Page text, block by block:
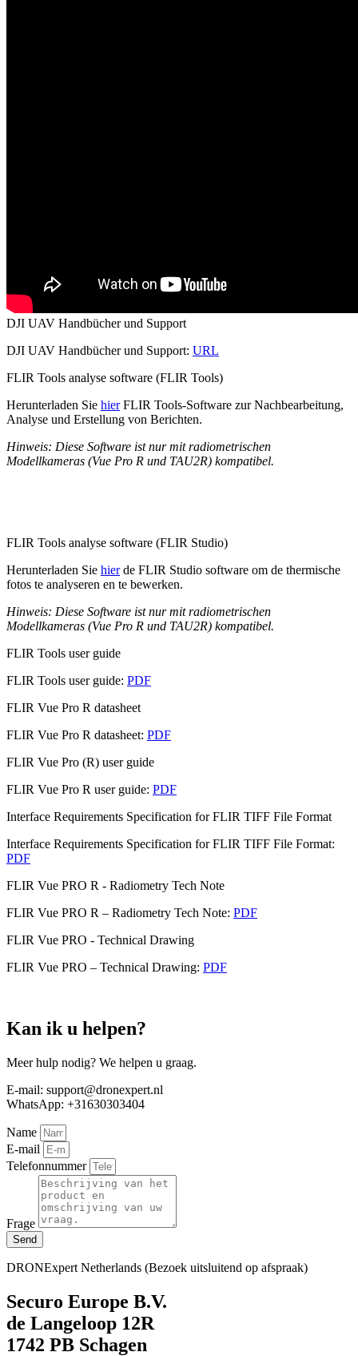
DJI UAV Handbücher und Support
DJI UAV Handbücher und Support: URL
FLIR Tools analyse software (FLIR Tools)
Herunterladen Sie hierFLIR Tools-Software zur Nachbearbeitung,
Analyse und Erstellung von Berichten.
Hinweis: Diese Software ist nur mit radiometrischen
Modellkameras (Vue Pro R und TAU2R) kompatibel.
FLIR Tools analyse software (FLIR Studio)
Herunterladen Sie hierde FLIR Studio software om de thermische
fotos te analyseren en te bewerken.
Hinweis: Diese Software ist nur mit radiometrischen
Modellkameras (Vue Pro R und TAU2R) kompatibel.
FLIR Tools user guide
FLIR Tools user guide: PDF
FLIR Vue Pro R datasheet
FLIR Vue Pro R datasheet: PDF
FLIR Vue Pro (R) user guide
FLIR Vue Pro R user guide: PDF
Interface Requirements Specification for FLIR TIFF File Format
Interface Requirements Specification for FLIR TIFF File Format:
PDF
FLIR Vue PRO R - Radiometry Tech Note
FLIR Vue PRO R – Radiometry Tech Note: PDF
FLIR Vue PRO - Technical Drawing
FLIR Vue PRO – Technical Drawing: PDF
Kan ik u helpen?
Meer hulp nodig? We helpen u graag.
E-mail: support@dronexpert.nl
WhatsApp: +31630303404
Name
E-mail
Telefonnummer
Frage
Send
DRONExpert Netherlands (Bezoek uitsluitend op afspraak)
Securo Europe B.V.
de Langeloop 12R
1742 PB Schagen